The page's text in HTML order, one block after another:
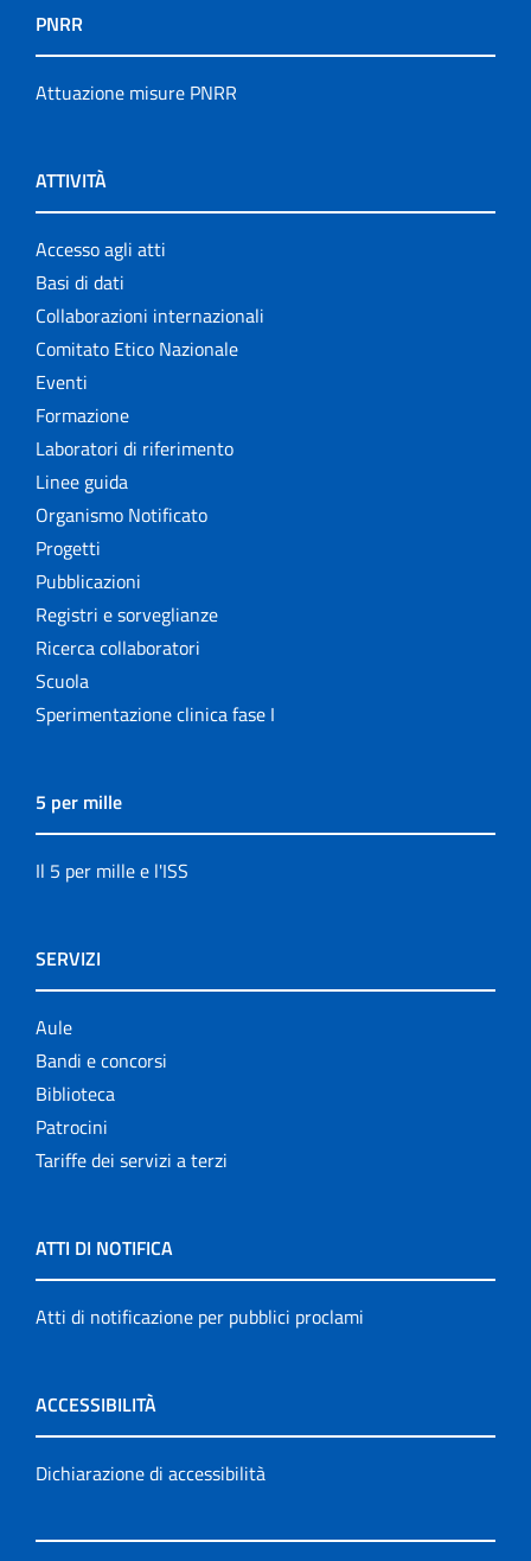
PNRR
Attuazione misure PNRR
ATTIVITÀ
Accesso agli atti
Basi di dati
Collaborazioni internazionali
Comitato Etico Nazionale
Eventi
Formazione
Laboratori di riferimento
Linee guida
Organismo Notificato
Progetti
Pubblicazioni
Registri e sorveglianze
Ricerca collaboratori
Scuola
Sperimentazione clinica fase I
5 per mille
Il 5 per mille e l'ISS
SERVIZI
Aule
Bandi e concorsi
Biblioteca
Patrocini
Tariffe dei servizi a terzi
ATTI DI NOTIFICA
Atti di notificazione per pubblici proclami
ACCESSIBILITÀ
Dichiarazione di accessibilità